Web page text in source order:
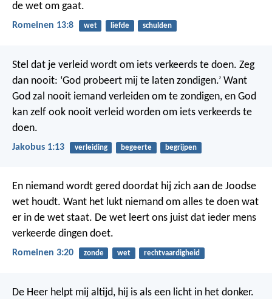
de wet om gaat.
Romeinen 13:8 wet liefde schulden
Stel dat je verleid wordt om iets verkeerds te doen. Zeg
dan nooit: ‘God probeert mij te laten zondigen.’ Want
God zal nooit iemand verleiden om te zondigen, en God
kan zelf ook nooit verleid worden om iets verkeerds te
doen.
Jakobus 1:13 verleiding begeerte begrijpen
En niemand wordt gered doordat hij zich aan de Joodse
wet houdt. Want het lukt niemand om alles te doen wat
er in de wet staat. De wet leert ons juist dat ieder mens
verkeerde dingen doet.
Romeinen 3:20 zonde wet rechtvaardigheid
De Heer helpt mij altijd, hij is als een licht in het donker.